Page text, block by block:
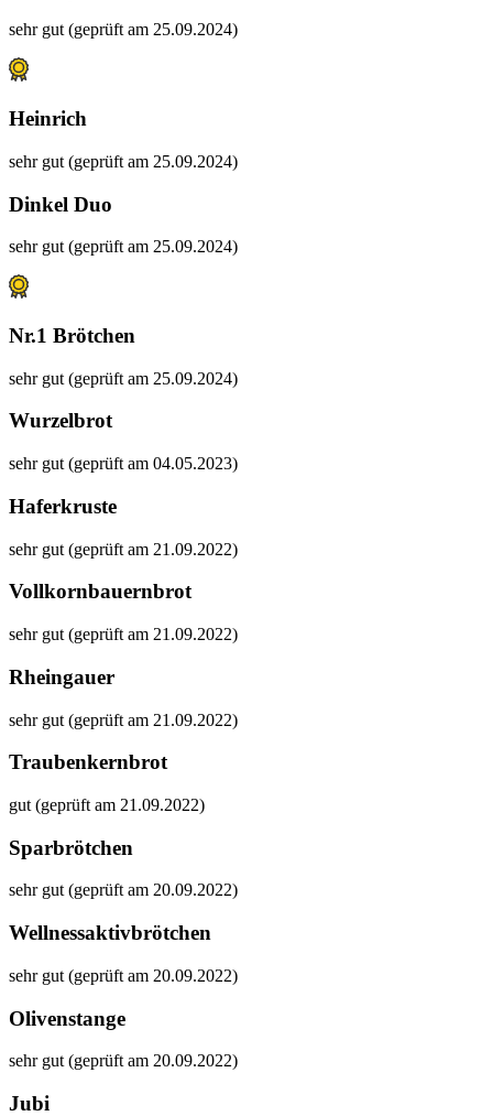
sehr gut (geprüft am 25.09.2024)
Heinrich
sehr gut (geprüft am 25.09.2024)
Dinkel Duo
sehr gut (geprüft am 25.09.2024)
Nr.1 Brötchen
sehr gut (geprüft am 25.09.2024)
Wurzelbrot
sehr gut (geprüft am 04.05.2023)
Haferkruste
sehr gut (geprüft am 21.09.2022)
Vollkornbauernbrot
sehr gut (geprüft am 21.09.2022)
Rheingauer
sehr gut (geprüft am 21.09.2022)
Traubenkernbrot
gut (geprüft am 21.09.2022)
Sparbrötchen
sehr gut (geprüft am 20.09.2022)
Wellnessaktivbrötchen
sehr gut (geprüft am 20.09.2022)
Olivenstange
sehr gut (geprüft am 20.09.2022)
Jubi